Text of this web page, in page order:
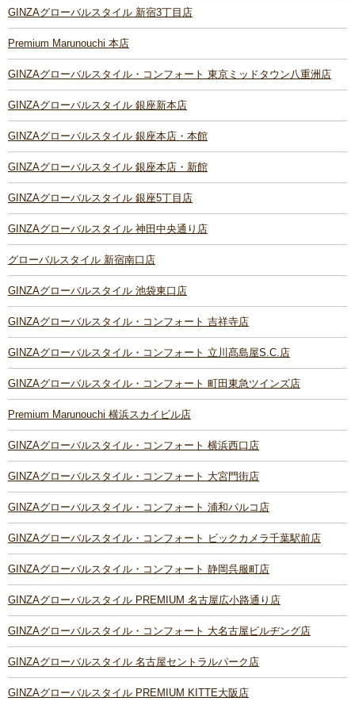
GINZAグローバルスタイル 新宿3丁目店
Premium Marunouchi 本店
GINZAグローバルスタイル・コンフォート 東京ミッドタウン八重洲店
GINZAグローバルスタイル 銀座新本店
GINZAグローバルスタイル 銀座本店・本館
GINZAグローバルスタイル 銀座本店・新館
GINZAグローバルスタイル 銀座5丁目店
GINZAグローバルスタイル 神田中央通り店
グローバルスタイル 新宿南口店
GINZAグローバルスタイル 池袋東口店
GINZAグローバルスタイル・コンフォート 吉祥寺店
GINZAグローバルスタイル・コンフォート 立川髙島屋S.C.店
GINZAグローバルスタイル・コンフォート 町田東急ツインズ店
Premium Marunouchi 横浜スカイビル店
GINZAグローバルスタイル・コンフォート 横浜西口店
GINZAグローバルスタイル・コンフォート 大宮門街店
GINZAグローバルスタイル・コンフォート 浦和パルコ店
GINZAグローバルスタイル・コンフォート ビックカメラ千葉駅前店
GINZAグローバルスタイル・コンフォート 静岡呉服町店
GINZAグローバルスタイル PREMIUM 名古屋広小路通り店
GINZAグローバルスタイル・コンフォート 大名古屋ビルヂング店
GINZAグローバルスタイル 名古屋セントラルパーク店
GINZAグローバルスタイル PREMIUM KITTE大阪店